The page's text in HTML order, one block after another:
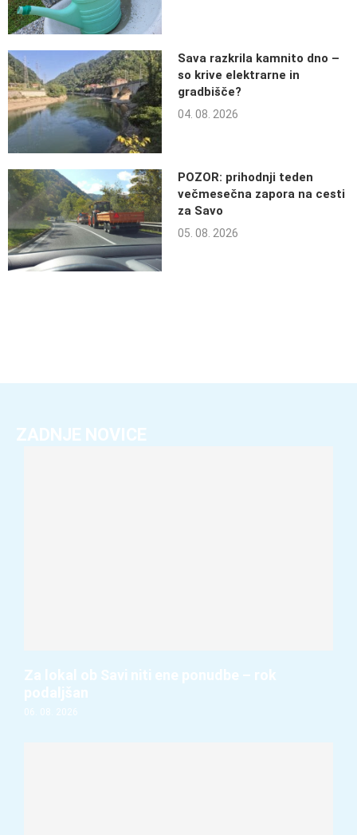
Sava razkrila kamnito dno –
so krive elektrarne in
gradbišče?
04. 08. 2026
POZOR: prihodnji teden
večmesečna zapora na cesti
za Savo
05. 08. 2026
ZADNJE NOVICE
Za lokal ob Savi niti ene ponudbe – rok
podaljšan
06. 08. 2026